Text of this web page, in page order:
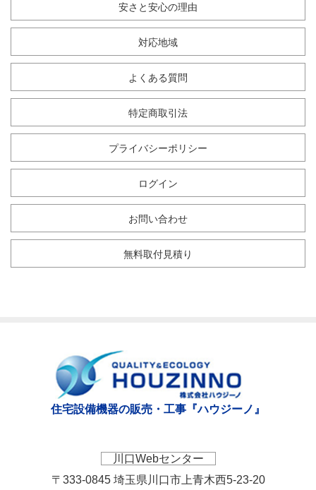
安さと安心の理由
対応地域
よくある質問
特定商取引法
プライバシーポリシー
ログイン
お問い合わせ
無料取付見積り
住宅設備機器の販売・工事『ハウジーノ』
川口Webセンター
〒333-0845 埼玉県川口市上青木西5-23-20